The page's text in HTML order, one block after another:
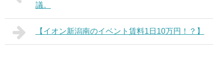
議。
【イオン新潟南のイベント賃料1日10万円！？】